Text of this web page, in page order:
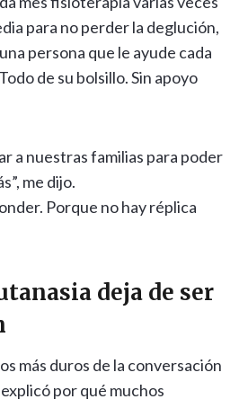
para no perder la deglución,
persona que le ayude cada
de su bolsillo. Sin apoyo
a nuestras familias para poder
me dijo.
Porque no hay réplica
deja de ser
más duros de la conversación
por qué muchos